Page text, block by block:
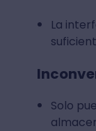
La
Solo